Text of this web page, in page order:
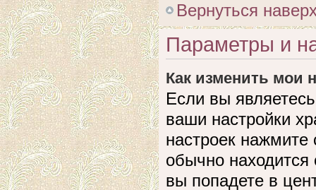
Вернуться
Параметры и
Как изменить мои
Если вы
ваши настройки
настроек нажмите
обычно
вы попадете в